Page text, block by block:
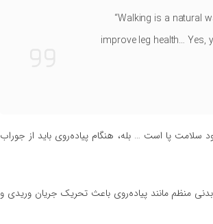
“Walking is a natural
improve leg health…
پا است … بله، هنگام پیاده‌روی باید از جوراب
منظم مانند پیاده‌روی باعث تحریک جریان وریدی و